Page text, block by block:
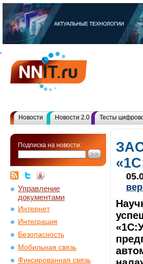
Новости Новости 2.0 Тесты
Подписка на новости:
Управление
документами
Интернет
Интеграция
Безопасность
Мобильная связь
Фиксированная связь